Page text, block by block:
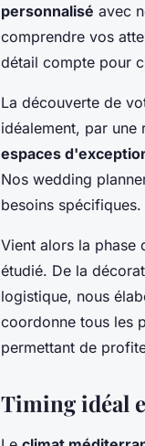
personnalisé avec
comprendre vos
détail compte pour
La découverte de
idéalement, par une
espaces
Nos wedding
besoins spécifiques.
Vient alors la phase
étudié. De la
logistique, nous
coordonne tous les
permettant de
Timing idéal